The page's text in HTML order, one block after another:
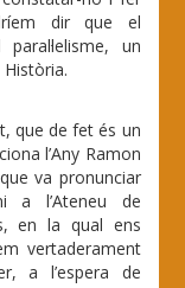
dir que el
un
que de fet és un
l’Any Ramon
va pronunciar
a l’Ateneu de
en la qual ens
vertaderament
a l’espera de